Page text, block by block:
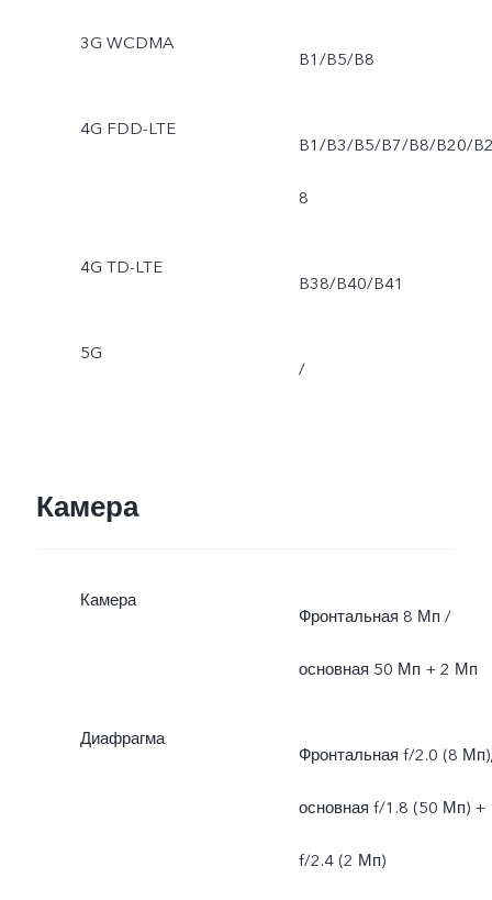
3G WCDMA
B1/B5/B8
4G FDD-LTE
B1/B3/B5/B7/B8/B20/
8
4G TD-LTE
B38/B40/B41
5G
/
Камера
Камера
Фронтальная 8 Мп /
основная 50 Мп + 2 Мп
Диафрагма
Фронтальная f/2.0 (8
основная f/1.8 (50 Мп) +
f/2.4 (2 Мп)